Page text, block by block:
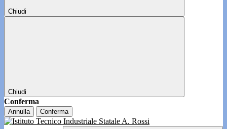
Chiudi
Chiudi
Conferma
Annulla Conferma